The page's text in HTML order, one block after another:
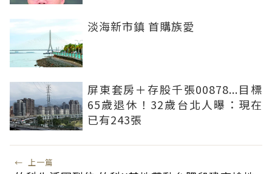
淡海新市鎮 首購族愛
屏東套房＋存股千張00878...目標
65歲退休！32歲台北人曝：現在
已有243張
← 上一篇